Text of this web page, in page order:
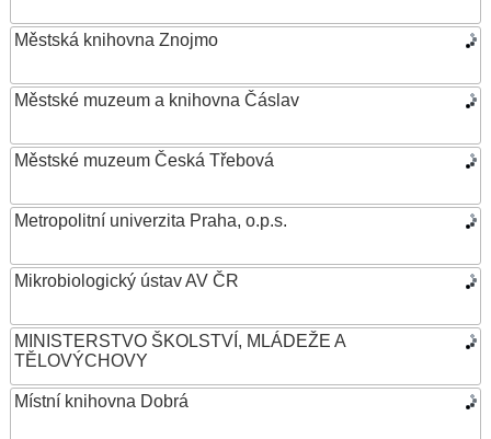
Městská knihovna Znojmo
Městské muzeum a knihovna Čáslav
Městské muzeum Česká Třebová
Metropolitní univerzita Praha, o.p.s.
Mikrobiologický ústav AV ČR
MINISTERSTVO ŠKOLSTVÍ, MLÁDEŽE A
TĚLOVÝCHOVY
Místní knihovna Dobrá